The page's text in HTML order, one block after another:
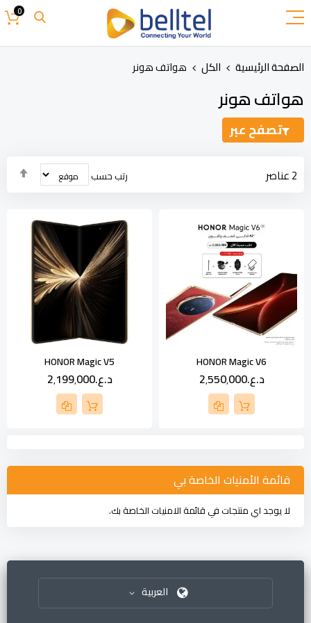
إلى
المحتوى
0
الصفحة الرئيسية الكل هواتف هونر
هواتف هونر
2عناصر رتب حسب
HONOR Magic V6
د.ع.‏2٬550٬000
HONOR Magic V5
د.ع.‏2٬199٬000
تصفح عبر
قائمة الأمنيات الخاصة بي
لا يوجد اي منتجات في قائمة الامنيات الخاصة بك.
العربية